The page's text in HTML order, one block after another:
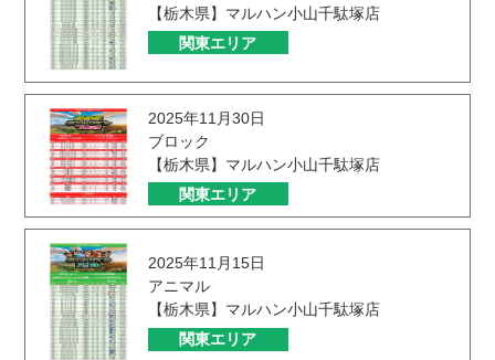
【栃木県】マルハン小山千駄塚店
関東エリア
2025年11月30日
ブロック
【栃木県】マルハン小山千駄塚店
関東エリア
2025年11月15日
アニマル
【栃木県】マルハン小山千駄塚店
関東エリア